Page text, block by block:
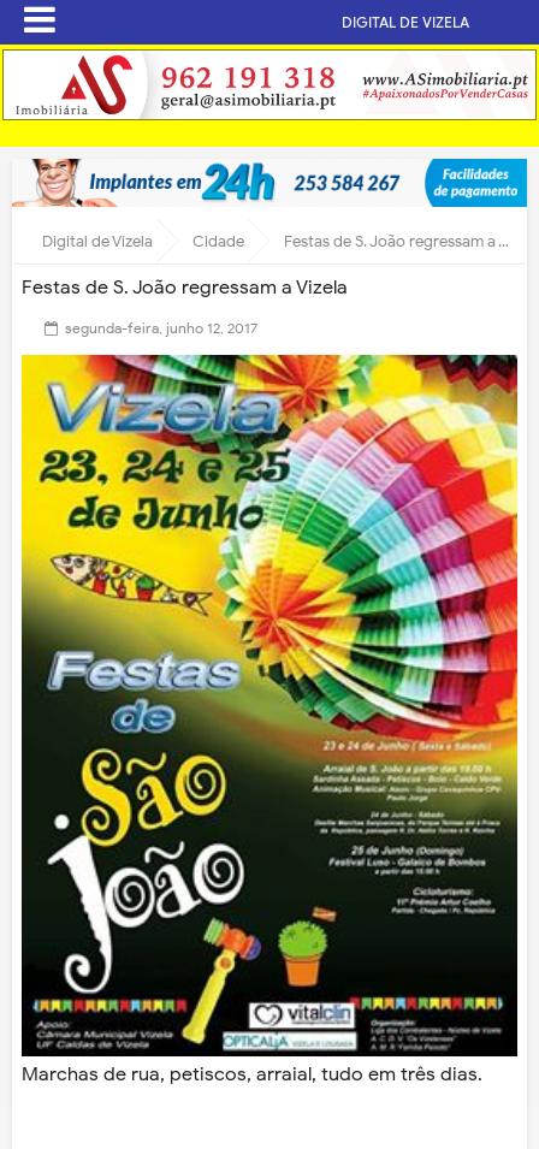
DIGITAL DE VIZELA
Digital de Vizela Cidade Festas de S. João regressam a Vizela
Festas de S. João regressam a Vizela
segunda-feira, junho 12, 2017
Marchas de rua, petiscos, arraial, tudo em três dias.